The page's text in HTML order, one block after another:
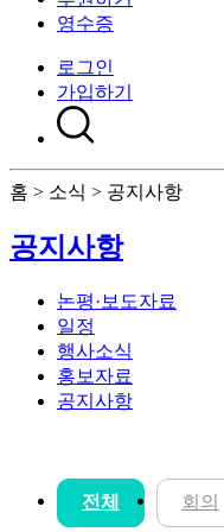
영수증
로그인
가입하기
홈 > 소식 > 공지사항
공지사항
논평·보도자료
일정
행사소식
홍보자료
공지사항
전체 회의